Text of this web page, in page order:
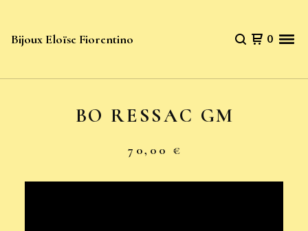
Bijoux Eloïse Fiorentino 0
BO RESSAC GM
70,00 €